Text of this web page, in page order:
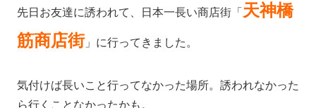
先日お友達に誘われて、日本一長い商店街「 天神橋
筋商店街」に行ってきました。
気付けば長いこと行ってなかった場所。誘われなかった
ら行くことなかったかも。